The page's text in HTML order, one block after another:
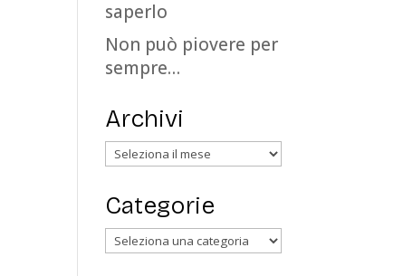
saperlo
Non può piovere per
sempre…
Archivi
Archivi
Categorie
Categorie